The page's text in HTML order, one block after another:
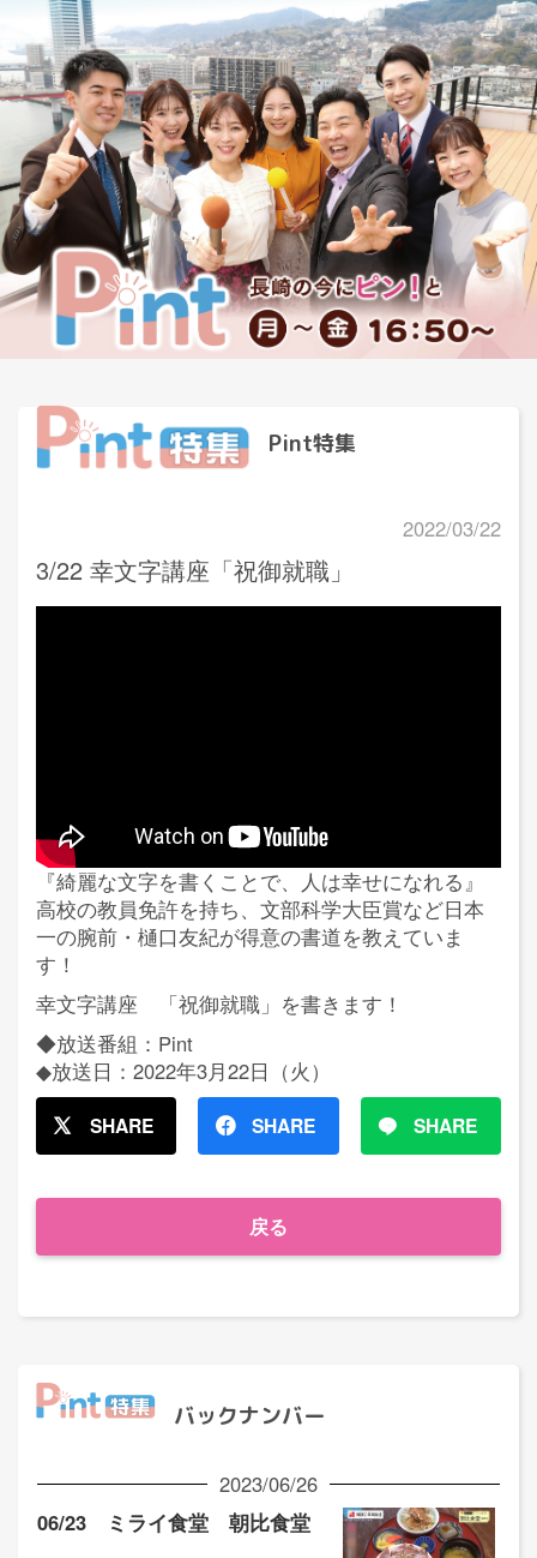
Pint特集
2022/03/22
3/22 幸文字講座「祝御就職」
『綺麗な文字を書くことで、人は幸せになれる』
高校の教員免許を持ち、文部科学大臣賞など日本
一の腕前・樋口友紀が得意の書道を教えていま
す！
幸文字講座 「祝御就職」を書きます！
◆放送番組：Pint
◆放送日：2022年3月22日（火）
SHARE SHARE SHARE
戻る
バックナンバー
2023/06/26
06/23 ミライ食堂 朝比食堂